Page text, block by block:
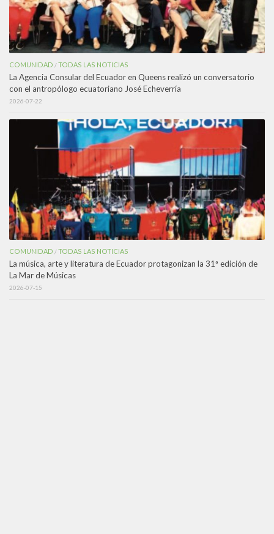
COMUNIDAD /TODAS LAS NOTICIAS
La Agencia Consular del Ecuador en Queens realizó un conversatorio
con el antropólogo ecuatoriano José Echeverría
2026-07-22
COMUNIDAD /TODAS LAS NOTICIAS
La música, arte y literatura de Ecuador protagonizan la 31ª edición de
La Mar de Músicas
2026-07-15